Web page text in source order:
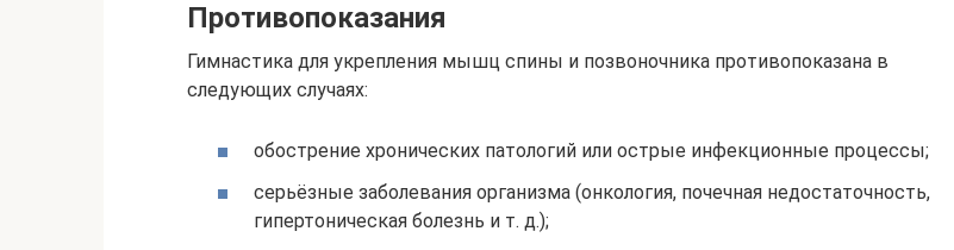
Противопоказания
Гимнастика для укрепления мышц спины и позвоночника противопоказана в
следующих случаях:
обострение хронических патологий или острые инфекционные процессы;
серьёзные заболевания организма (онкология, почечная недостаточность,
гипертоническая болезнь и т. д.);